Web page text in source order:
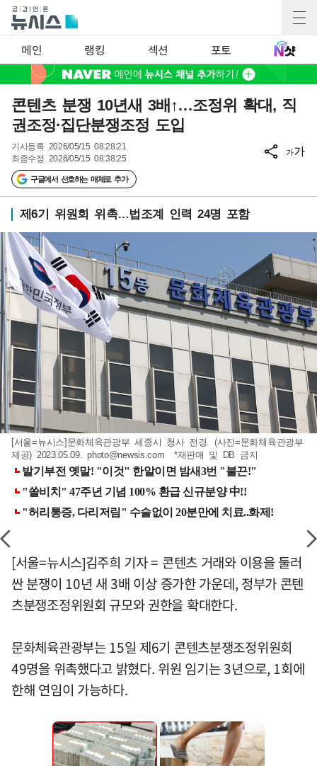
메인 랭킹 섹션 포토
콘텐츠 분쟁 10년새 3배↑…조정위 확대, 직
권조정·집단분쟁조정 도입
기사등록 2026/05/15 08:28:21
최종수정 2026/05/15 08:38:25
구글에서 선호하는 매체로 추가
가가
제6기 위원회 위촉…법조계 인력 24명 포함
[서울=뉴시스]문화체육관광부 세종시 청사 전경. (사진=문화체육관광부
제공) 2023.05.09.photo@newsis.com *재판매 및 DB 금지
[서울=뉴시스]김주희 기자 = 콘텐츠 거래와 이용을 둘러
싼 분쟁이 10년 새 3배 이상 증가한 가운데, 정부가 콘텐
츠분쟁조정위원회 규모와 권한을 확대한다.
문화체육관광부는 15일 제6기 콘텐츠분쟁조정위원회
49명을 위촉했다고 밝혔다. 위원 임기는 3년으로, 1회에
한해 연임이 가능하다.